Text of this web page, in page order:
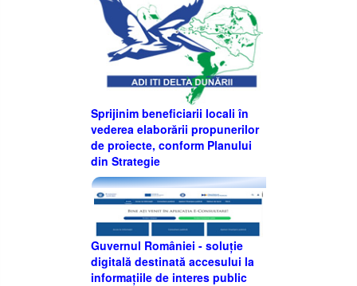
Sprijinim beneficiarii locali în
vederea elaborării propunerilor
de proiecte, conform Planului
din Strategie
Guvernul României - soluție
digitală destinată accesului la
informațiile de interes public